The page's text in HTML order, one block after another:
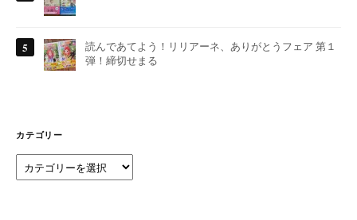
読んであてよう！リリアーネ、ありがとうフェア 第１
弾！締切せまる
カテゴリー
テ